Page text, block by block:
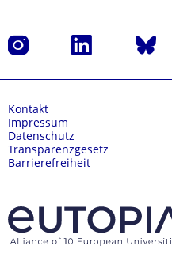
Instagram LinkedIn Bluesky
Kontakt
Impressum
Datenschutz
Transparenzgesetz
Barrierefreiheit